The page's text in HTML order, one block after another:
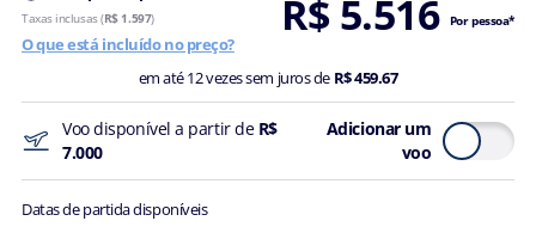
R$ 5.516 Por pessoa*
Taxas inclusas (R$ 1.597)
em até 12 vezes sem juros de R$ 459.67
O que está incluído no preço?
Voo disponível a partir de R$
7.000
Adicionar um
voo
Datas de partida disponíveis